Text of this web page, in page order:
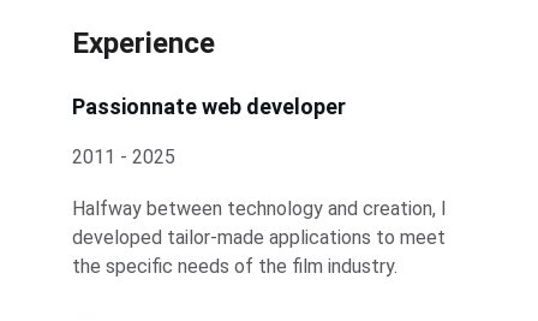
Experience
Passionnate web developer
2011 - 2025
Halfway between technology and creation, I
developed tailor-made applications to meet
the specific needs of the film industry.